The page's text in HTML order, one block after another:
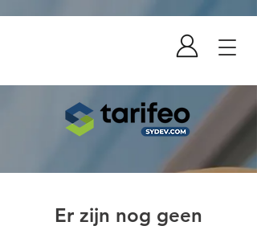
Er zijn nog geen